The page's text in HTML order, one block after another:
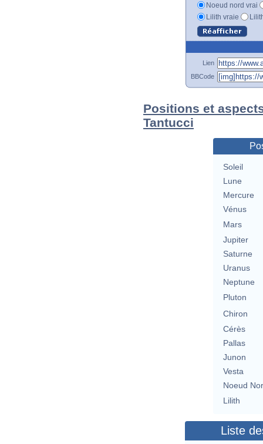
Noeud nord vrai
Lilith vraie
Lien
BBCode
Positions et
Tantucci
Soleil
Lune
Mercure
Vénus
Mars
Jupiter
Saturne
Uranus
Neptune
Pluton
Chiron
Cérès
Pallas
Junon
Vesta
Noeud
Lilith
Liste